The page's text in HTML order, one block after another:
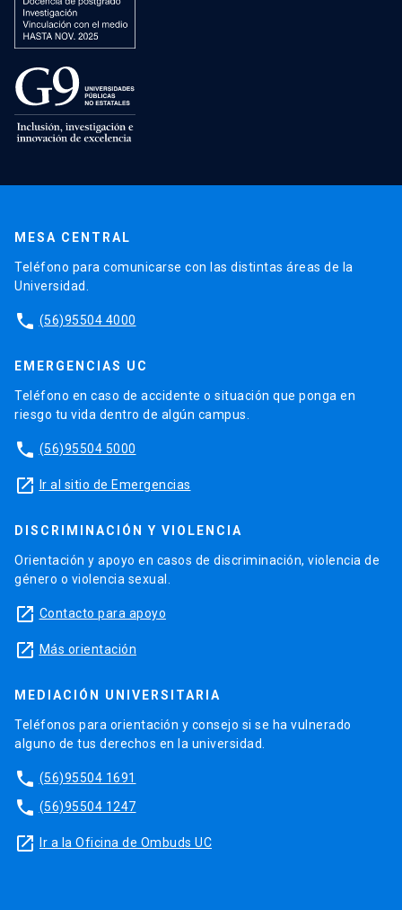
MESA CENTRAL
Teléfono para comunicarse con las distintas áreas de la
Universidad.
phone (56)95504 4000
EMERGENCIAS UC
Teléfono en caso de accidente o situación que ponga en
riesgo tu vida dentro de algún campus.
phone (56)95504 5000
launch Ir al sitio de Emergencias
DISCRIMINACIÓN Y VIOLENCIA
Orientación y apoyo en casos de discriminación, violencia de
género o violencia sexual.
launch Contacto para apoyo
launch Más orientación
MEDIACIÓN UNIVERSITARIA
Teléfonos para orientación y consejo si se ha vulnerado
alguno de tus derechos en la universidad.
phone (56)95504 1691
phone (56)95504 1247
launch Ir a la Oficina de Ombuds UC